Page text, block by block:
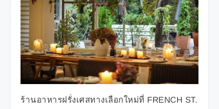
ร้านอาหารฝรั่งเศสทางเลือกใหม่ที่ FRENCH ST.